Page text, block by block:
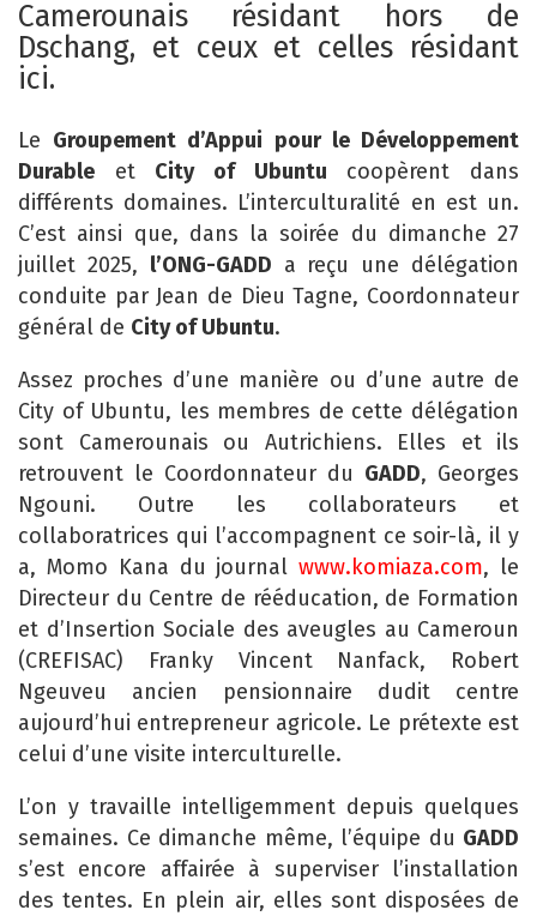
Camerounais résidant hors de
Dschang, et ceux et celles résidant
ici.
Le Groupement d’Appui pour le Développement
Durable et City of Ubuntu coopèrent dans
différents domaines. L’interculturalité en est un.
C’est ainsi que, dans la soirée du dimanche 27
juillet 2025, l’ONG-GADD a reçu une délégation
conduite par Jean de Dieu Tagne, Coordonnateur
général de City of Ubuntu.
Assez proches d’une manière ou d’une autre de
City of Ubuntu, les membres de cette délégation
sont Camerounais ou Autrichiens. Elles et ils
retrouvent le Coordonnateur du GADD, Georges
Ngouni. Outre les collaborateurs et
collaboratrices qui l’accompagnent ce soir-là, il y
a, Momo Kana du journalwww.komiaza.com, le
Directeur du Centre de rééducation, de Formation
et d’Insertion Sociale des aveugles au Cameroun
(CREFISAC) Franky Vincent Nanfack, Robert
Ngeuveu ancien pensionnaire dudit centre
aujourd’hui entrepreneur agricole. Le prétexte est
celui d’une visite interculturelle.
L’on y travaille intelligemment depuis quelques
semaines. Ce dimanche même, l’équipe du GADD
s’est encore affairée à superviser l’installation
des tentes. En plein air, elles sont disposées de